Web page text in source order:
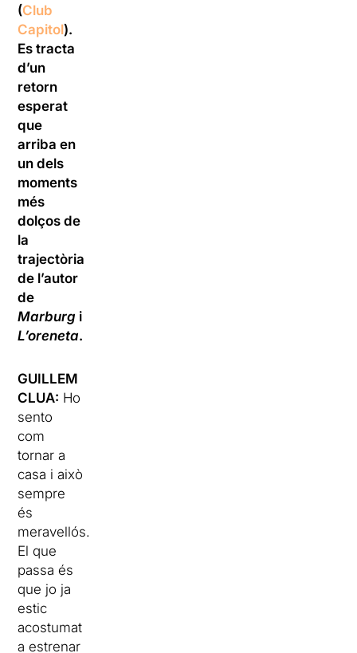
(Club
Capitol).
Es tracta
d’un
retorn
esperat
que
arriba en
un dels
moments
més
dolços de
la
trajectòria
de l’autor
de
Marburg i
L’oreneta.
GUILLEM
CLUA: Ho
sento
com
tornar a
casa i això
sempre
és
meravellós.
El que
passa és
que jo ja
estic
acostumat
a estrenar